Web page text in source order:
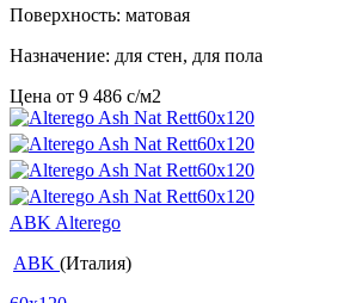
Поверхность: матовая
Назначение: для стен, для пола
Цена от 9 486 c/м2
ABK Alterego
ABK (Италия)